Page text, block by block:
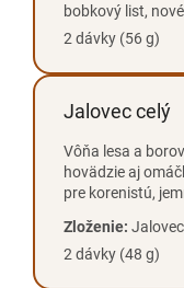
bobkový list,
2 dávky (56 g)
Jalovec celý
Vôňa lesa a
hovädzie aj
pre korenistú,
Zloženie:
2 dávky (48 g)